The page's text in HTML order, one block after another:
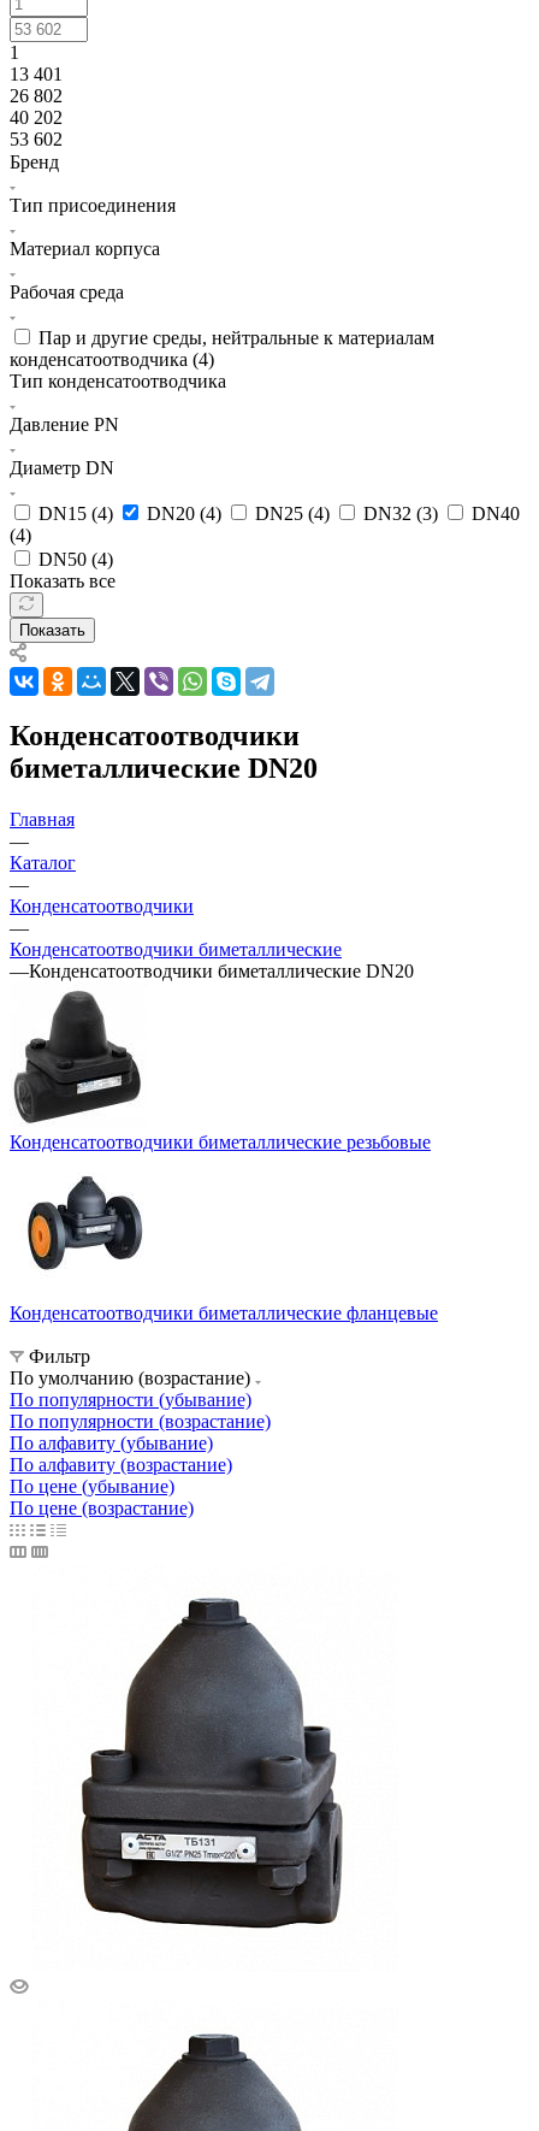
1
13 401
26 802
40 202
53 602
Бренд
Тип присоединения
Материал корпуса
Рабочая среда
Пар и другие среды, нейтральные к материалам
конденсатоотводчика (4)
Тип конденсатоотводчика
Давление PN
Диаметр DN
DN15 (4) DN20 (4) DN25 (4) DN32 (3)
DN40
(4)
DN50 (4)
Показать все
Показать
Конденсатоотводчики
биметаллические DN20
Главная
—
Каталог
—
Конденсатоотводчики
—
Конденсатоотводчики биметаллические
—Конденсатоотводчики биметаллические DN20
Конденсатоотводчики биметаллические резьбовые
Конденсатоотводчики биметаллические фланцевые
Фильтр
По умолчанию (возрастание)
По популярности (убывание)
По популярности (возрастание)
По алфавиту (убывание)
По алфавиту (возрастание)
По цене (убывание)
По цене (возрастание)